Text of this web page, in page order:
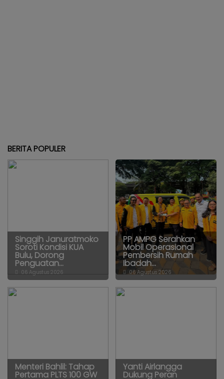
BERITA POPULER
Singgih Januratmoko
Soroti Kondisi KUA
Bulu, Dorong
Penguatan...
06 Agustus 2026
PP AMPG Serahkan
Mobil Operasional
Pembersih Rumah
Ibadah...
06 Agustus 2026
Menteri Bahlil: Tahap
Pertama PLTS 100 GW
Yanti Airlangga
Dukung Peran